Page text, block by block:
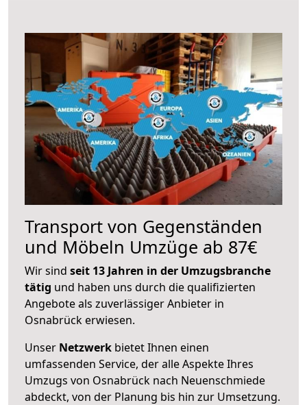
Transport von Gegenständen
und Möbeln Umzüge ab 87€
Wir sind seit 13 Jahren in der Umzugsbranche
tätig und haben uns durch die qualifizierten
Angebote als zuverlässiger Anbieter in
Osnabrück erwiesen.
Unser Netzwerk bietet Ihnen einen
umfassenden Service, der alle Aspekte Ihres
Umzugs von Osnabrück nach Neuenschmiede
abdeckt, von der Planung bis hin zur Umsetzung.